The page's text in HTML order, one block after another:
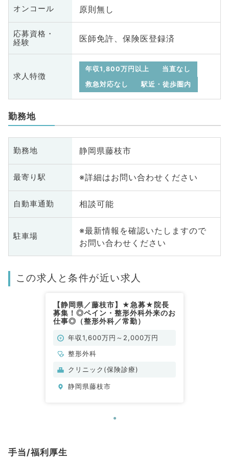
オンコール 原則無し
応募資格・
経験
医師免許、保険医登録済
求人特徴
年収1,800万円以上
当直なし
救急対応なし
駅近・徒歩圏内
勤務地
勤務地 静岡県藤枝市
最寄り駅 ※詳細はお問い合わせください
自動車通勤 相談可能
駐車場
※最新情報を確認いたしますので
お問い合わせください
この求人と条件が近い求人
【静岡県／藤枝市】★急募★院長
募集！◎ペイン・整形外科外来のお
仕事◎（整形外科／常勤）
年収1,600万円～2,000万円
整形外科
クリニック(保険診療)
静岡県藤枝市
手当/福利厚生